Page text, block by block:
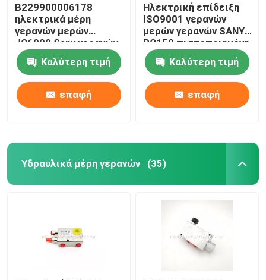
B229900006178
ηλεκτρικά μέρη
γερανών μερών
JC6000 Sany γερανών
που ενεργοποιούν τη
λαβή Καλύτερη τιμή
επαφή
Ηλεκτρική επίδειξη
ISO9001 γερανών
μερών γερανών SANY
RC150 πιστοποιημένη
Καλύτερη τιμή
επαφή
Υδραυλικά μέρη γερανών (35)